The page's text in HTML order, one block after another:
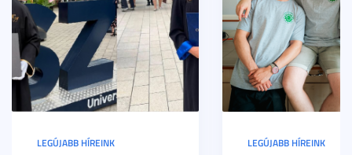
LEGÚJABB HÍREINK LEGÚJABB HÍREINK